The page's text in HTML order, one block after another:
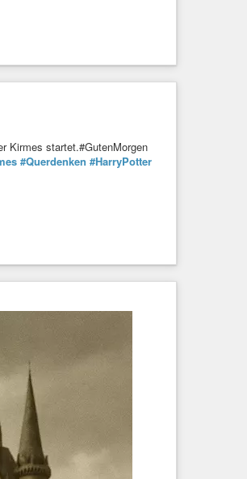
Kirmes startet.#GutenMorgen
#Querdenken #HarryPotter